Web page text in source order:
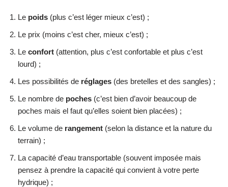
Le poids (plus c’est léger mieux c’est) ;
Le prix (moins c’est cher, mieux c’est) ;
Le confort (attention, plus c’est confortable et plus c’est
lourd) ;
Les possibilités de réglages (des bretelles et des sangles) ;
Le nombre de poches (c’est bien d’avoir beaucoup de
poches mais el faut qu’elles soient bien placées) ;
Le volume de rangement (selon la distance et la nature du
terrain) ;
La capacité d’eau transportable (souvent imposée mais
pensez à prendre la capacité qui convient à votre perte
hydrique) ;